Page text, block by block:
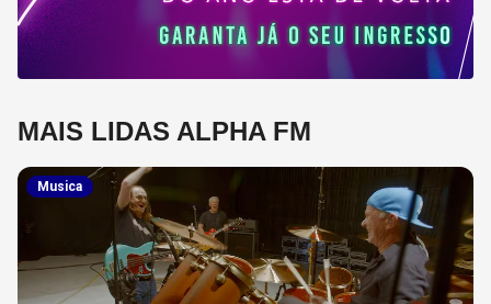
MAIS LIDAS ALPHA FM
Musica